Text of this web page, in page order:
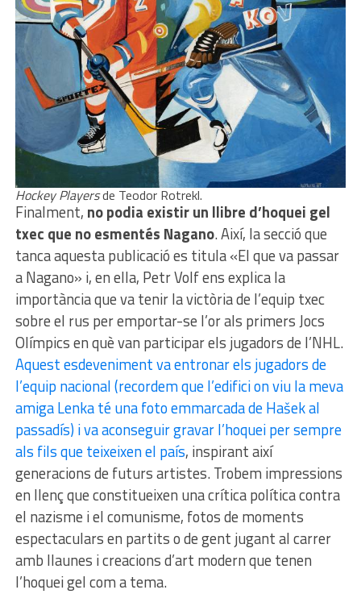
Hockey Playersde Teodor Rotrekl.
Finalment, no podia existir un llibre d’hoquei gel
txec que no esmentés Nagano. Així, la secció que
tanca aquesta publicació es titula «El que va passar
a Nagano» i, en ella, Petr Volf ens explica la
importància que va tenir la victòria de l’equip txec
sobre el rus per emportar-se l’or als primers Jocs
Olímpics en què van participar els jugadors de l’NHL.
Aquest esdeveniment va entronar els jugadors de
l’equip nacional (recordem que l’edifici on viu la meva
amiga Lenka té una foto emmarcada de Hašek al
passadís) i va aconseguir gravar l’hoquei per sempre
als fils que teixeixen el país, inspirant així
generacions de futurs artistes. Trobem impressions
en llenç que constitueixen una crítica política contra
el nazisme i el comunisme, fotos de moments
espectaculars en partits o de gent jugant al carrer
amb llaunes i creacions d’art modern que tenen
l’hoquei gel com a tema.